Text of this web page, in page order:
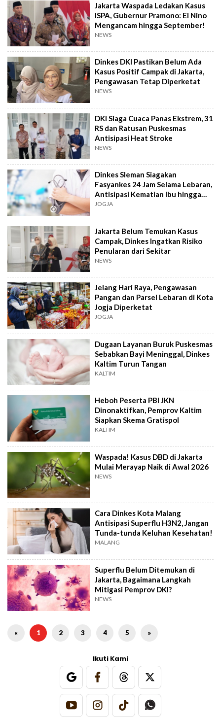
Jakarta Waspada Ledakan Kasus
ISPA, Gubernur Pramono: El Nino
Mengancam hingga September!
NEWS
Dinkes DKI Pastikan Belum Ada
Kasus Positif Campak di Jakarta,
Pengawasan Tetap Diperketat
NEWS
DKI Siaga Cuaca Panas Ekstrem, 31
RS dan Ratusan Puskesmas
Antisipasi Heat Stroke
NEWS
Dinkes Sleman Siagakan
Fasyankes 24 Jam Selama Lebaran,
Antisipasi Kematian Ibu hingga
Super Flu
JOGJA
Jakarta Belum Temukan Kasus
Campak, Dinkes Ingatkan Risiko
Penularan dari Sekitar
NEWS
Jelang Hari Raya, Pengawasan
Pangan dan Parsel Lebaran di Kota
Jogja Diperketat
JOGJA
Dugaan Layanan Buruk Puskesmas
Sebabkan Bayi Meninggal, Dinkes
Kaltim Turun Tangan
KALTIM
Heboh Peserta PBI JKN
Dinonaktifkan, Pemprov Kaltim
Siapkan Skema Gratispol
KALTIM
Waspada! Kasus DBD di Jakarta
Mulai Merayap Naik di Awal 2026
NEWS
Cara Dinkes Kota Malang
Antisipasi Superflu H3N2, Jangan
Tunda-tunda Keluhan Kesehatan!
MALANG
Superflu Belum Ditemukan di
Jakarta, Bagaimana Langkah
Mitigasi Pemprov DKI?
NEWS
« 1 2 3 4 5 »
Ikuti Kami